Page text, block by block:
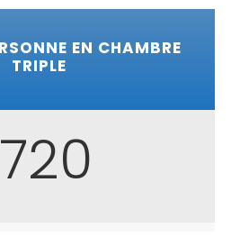
EN CHAMBRE
TRIPLE
720